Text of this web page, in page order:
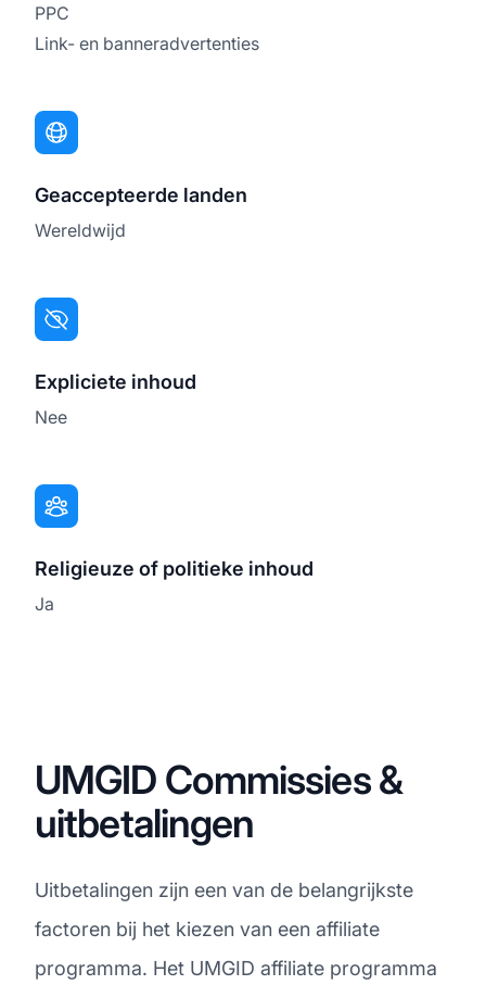
PPC
Link- en banneradvertenties
Geaccepteerde landen
Wereldwijd
Expliciete inhoud
Nee
Religieuze of politieke inhoud
Ja
UMGID Commissies &
uitbetalingen
Uitbetalingen zijn een van de belangrijkste
factoren bij het kiezen van een affiliate
programma. Het UMGID affiliate programma